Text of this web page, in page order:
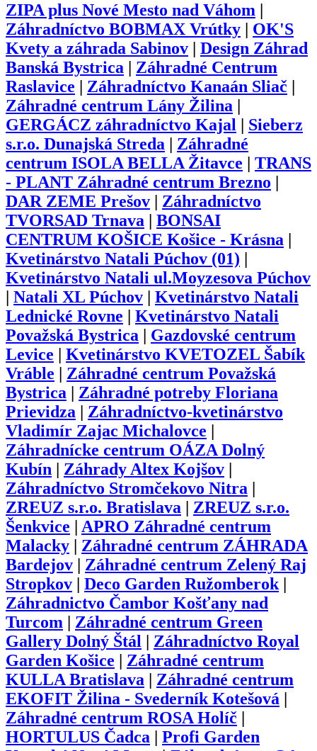
ZIPA plus Nové Mesto nad Váhom
Záhradníctvo BOBMAX Vrútky
OK'S
Kvety a záhrada Sabinov
Design Záhrad
Banská Bystrica
Záhradné Centrum
Raslavice
Záhradníctvo Kanaán Sliač
Záhradné centrum Lány Žilina
GERGÁCZ záhradníctvo Kajal
Sieberz
s.r.o. Dunajská Streda
Záhradné
centrum ISOLA BELLA Žitavce
TRANS
- PLANT Záhradné centrum Brezno
DAR ZEME Prešov
Záhradníctvo
TVORSAD Trnava
BONSAI
CENTRUM KOŠICE Košice - Krásna
Kvetinárstvo Natali Púchov (01)
Kvetinárstvo Natali ul.Moyzesova Púchov
Natali XL Púchov
Kvetinárstvo Natali
Lednické Rovne
Kvetinárstvo Natali
Považská Bystrica
Gazdovské centrum
Levice
Kvetinárstvo KVETOZEL Šabík
Vráble
Záhradné centrum Považská
Bystrica
Záhradné potreby Floriana
Prievidza
Záhradníctvo-kvetinárstvo
Vladimír Zajac Michalovce
Záhradnícke centrum OÁZA Dolný
Kubín
Záhrady Altex Kojšov
Záhradníctvo Stromčekovo Nitra
ZREUZ s.r.o. Bratislava
ZREUZ s.r.o.
Šenkvice
APRO Záhradné centrum
Malacky
Záhradné centrum ZÁHRADA
Bardejov
Záhradné centrum Zelený Raj
Stropkov
Deco Garden Ružomberok|
Záhradnictvo Čambor Košťany nad
Turcom
Záhradné centrum Green
Gallery Dolný Štál
Záhradníctvo Royal
Garden Košice
Záhradné centrum
KULLA Bratislava
Záhradné centrum
EKOFIT Žilina - Svederník Kotešová
Záhradné centrum ROSA Holíč
HORTULUS Čadca
Profi Garden